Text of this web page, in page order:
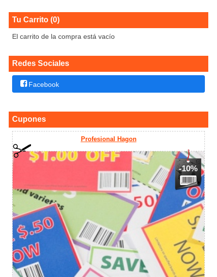
Tu Carrito (0)
El carrito de la compra está vacío
Redes Sociales
Facebook
Cupones
Profesional Hagon
-10%